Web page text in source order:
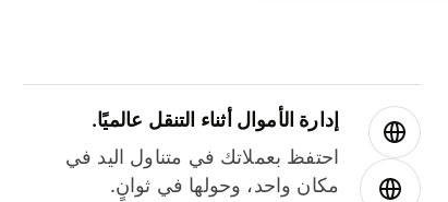
إدارة الأموال أثناء التنقل عالميًا.
احتفظ بعملاتك في متناول اليد في
مكان واحد، وحولها في ثوانٍ.